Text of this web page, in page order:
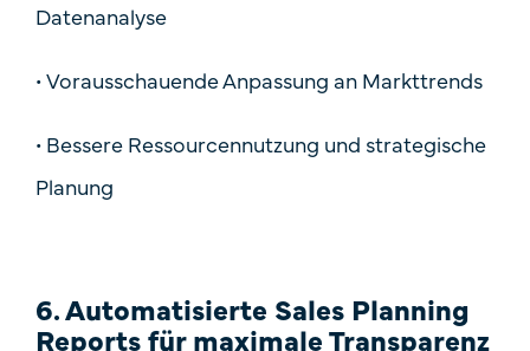
Datenanalyse
•Vorausschauende Anpassung an Markttrends
• Bessere Ressourcennutzung und strategische
Planung
6. Automatisierte Sales Planning
Reports für maximale Transparenz